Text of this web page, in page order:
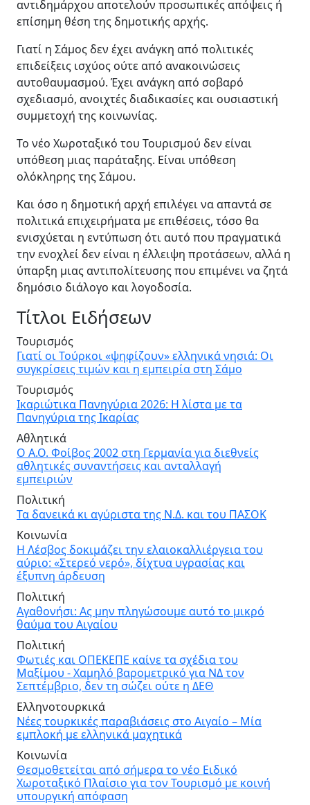
αντιδημάρχου αποτελούν προσωπικές απόψεις ή
επίσημη θέση της δημοτικής αρχής.
Γιατί η Σάμος δεν έχει ανάγκη από πολιτικές
επιδείξεις ισχύος ούτε από ανακοινώσεις
αυτοθαυμασμού. Έχει ανάγκη από σοβαρό
σχεδιασμό, ανοιχτές διαδικασίες και ουσιαστική
συμμετοχή της κοινωνίας.
Το νέο Χωροταξικό του Τουρισμού δεν είναι
υπόθεση μιας παράταξης. Είναι υπόθεση
ολόκληρης της Σάμου.
Και όσο η δημοτική αρχή επιλέγει να απαντά σε
πολιτικά επιχειρήματα με επιθέσεις, τόσο θα
ενισχύεται η εντύπωση ότι αυτό που πραγματικά
την ενοχλεί δεν είναι η έλλειψη προτάσεων, αλλά η
ύπαρξη μιας αντιπολίτευσης που επιμένει να ζητά
δημόσιο διάλογο και λογοδοσία.
Τίτλοι Ειδήσεων
Τουρισμός
Γιατί οι Τούρκοι «ψηφίζουν» ελληνικά νησιά: Οι
συγκρίσεις τιμών και η εμπειρία στη Σάμο
Τουρισμός
Ικαριώτικα Πανηγύρια 2026: Η λίστα με τα
Πανηγύρια της Ικαρίας
Αθλητικά
Ο Α.Ο. Φοίβος 2002 στη Γερμανία για διεθνείς
αθλητικές συναντήσεις και ανταλλαγή
εμπειριών
Πολιτική
Τα δανεικά κι αγύριστα της Ν.Δ. και του ΠΑΣΟΚ
Κοινωνία
Η Λέσβος δοκιμάζει την ελαιοκαλλιέργεια του
αύριο: «Στερεό νερό», δίχτυα υγρασίας και
έξυπνη άρδευση
Πολιτική
Αγαθονήσι: Ας μην πληγώσουμε αυτό το μικρό
θαύμα του Αιγαίου
Πολιτική
Φωτιές και ΟΠΕΚΕΠΕ καίνε τα σχέδια του
Μαξίμου - Χαμηλό βαρομετρικό για ΝΔ τον
Σεπτέμβριο, δεν τη σώζει ούτε η ΔΕΘ
Ελληνοτουρκικά
Νέες τουρκικές παραβιάσεις στο Αιγαίο – Μία
εμπλοκή με ελληνικά μαχητικά
Κοινωνία
Θεσμοθετείται από σήμερα το νέο Ειδικό
Χωροταξικό Πλαίσιο για τον Τουρισμό με κοινή
υπουργική απόφαση